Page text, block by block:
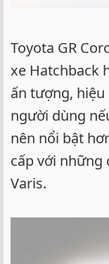
Toyota GR
xe Hatchback
ấn tượng,
người dùng
nên nổi bật
cấp với những
Varis.